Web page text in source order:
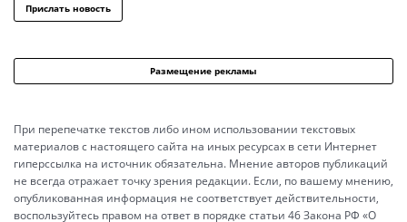
Прислать новость
Размещение рекламы
При перепечатке текстов либо ином использовании текстовых
материалов с настоящего сайта на иных ресурсах в сети Интернет
гиперссылка на источник обязательна. Мнение авторов публикаций
не всегда отражает точку зрения редакции. Если, по вашему мнению,
опубликованная информация не соответствует действительности,
воспользуйтесь правом на ответ в порядке статьи 46 Закона РФ «О